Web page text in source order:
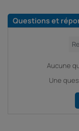
Questions et
Aucune
Une